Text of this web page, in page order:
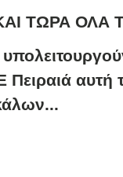
ΤΩΡΑ ΟΛΑ
αυτή